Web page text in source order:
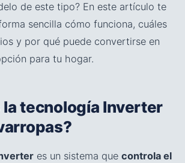
de este tipo? En este artículo te
sencilla cómo funciona, cuáles
y por qué puede convertirse en
para tu hogar.
la tecnología Inverter
es un sistema que controla el